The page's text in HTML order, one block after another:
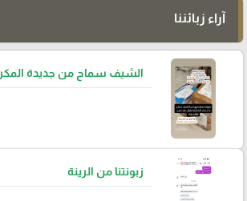
آراء زبائننا
الشيف سماح من جديدة المكر
زبونتنا من الرينة